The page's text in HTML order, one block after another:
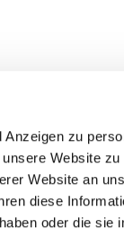
zu
Website
Website an
diese
oder die sie